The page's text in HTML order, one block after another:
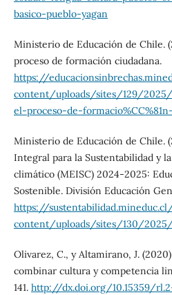
basico-pueblo-yagan
Ministerio de Educación de Chile.
proceso de formación ciudadana.
https://
content/uploads/sites/129/2025/
el-proceso-de-
Ministerio de Educación de Chile.
Integral para la Sustentabilidad y
climático (MEISC) 2024-2025:
Sostenible. División Educación
https://
content/uploads/sites/130/
Olivarez, C., y Altamirano, J.
combinar cultura y competencia
141. http://dx.doi.org/10.15359/